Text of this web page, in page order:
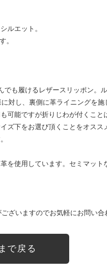
ルエット。
。
も履けるレザースリッポン。
対し、裏側に革ライニングを
可能ですが折りじわが付くこ
ズ下をお選び頂くことをオスス
を使用しています。セミマッ
ざいますのでお気軽にお問い合
で戻る